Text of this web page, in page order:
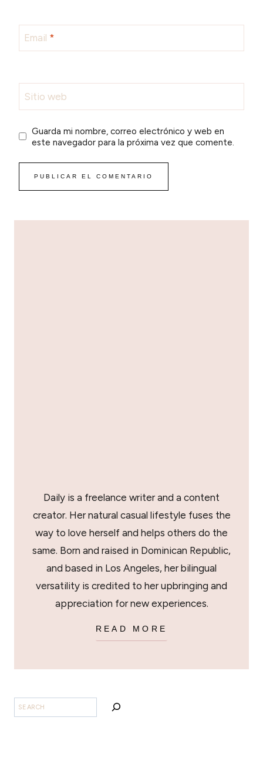
Email *
Sitio web
Guarda mi nombre, correo electrónico y web en
este navegador para la próxima vez que comente.
Daily is a freelance writer and a content
creator. Her natural casual lifestyle fuses the
way to love herself and helps others do the
same. Born and raised in Dominican Republic,
and based in Los Angeles, her bilingual
versatility is credited to her upbringing and
appreciation for new experiences.
READ MORE